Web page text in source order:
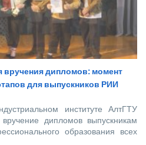
вручения дипломов: момент
для выпускников РИИ
институте АлтГТУ
дипломов выпускникам
образования всех